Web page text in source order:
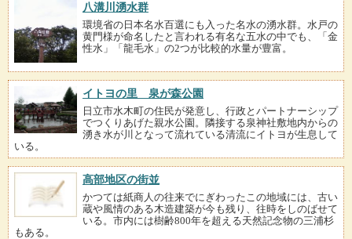
八溝川湧水群
環境省の日本名水百選にも入った名水の湧水群。水戸の
黄門様が命名したと言われる有名な五水の中でも、「金
性水」「龍毛水」の2つが比較的水量が豊富。
イトヨの里 泉が森公園
日立市水木町の住民が発意し、行政とパートナーシップ
でつくりあげた親水公園。隣接する泉神社敷地内からの
湧き水が川となって流れている清流にイトヨが生息して
いる。
高部地区の街並
かつては紙商人の往来でにぎわったこの地域には、古い
蔵や風情のある木造建築が今も残り、往時をしのばせて
いる。市内には樹齢800年を超える天然記念物の三浦杉
もある。